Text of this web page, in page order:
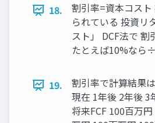
18.
割引率=資本コスト
られている 投資リ
スト」 DCF法で
たとえば10%なら
19.
割引率で計算結果
現在 1年後 2年後 3
将来FCF 100百万